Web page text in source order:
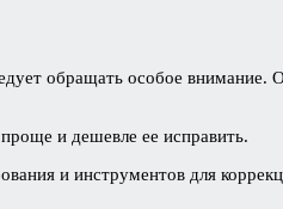
обращать особое
и дешевле ее исправить.
и инструментов для